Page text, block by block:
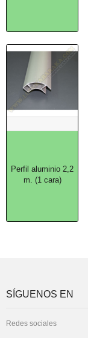
Perfil aluminio 2,2
m. (1 cara)
SÍGUENOS EN
Redes sociales